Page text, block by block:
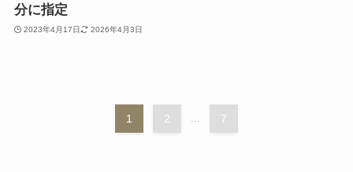
分に指定
2023年4月17日 2026年4月3日
1 2 ... 7